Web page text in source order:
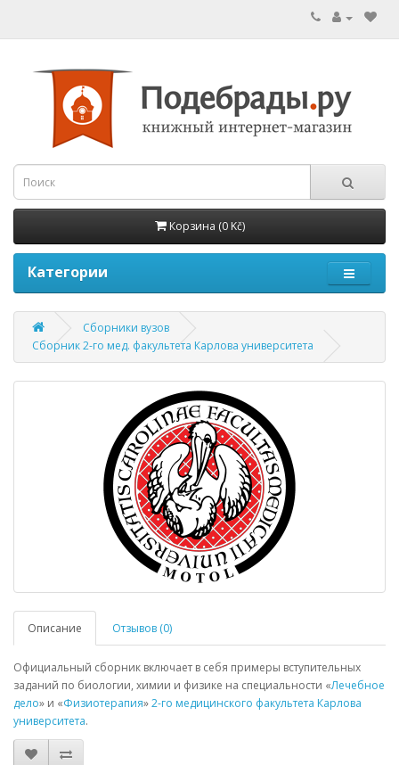
Корзина (0 Kč)
Категории
Сборники вузов
Сборник 2-го мед. факультета Карлова университета
Описание Отзывов (0)
Официальный сборник включает в себя примеры вступительных
заданий по биологии, химии и физике на специальности «Лечебное
дело» и «Физиотерапия»2-го медицинского факультета Карлова
университета.